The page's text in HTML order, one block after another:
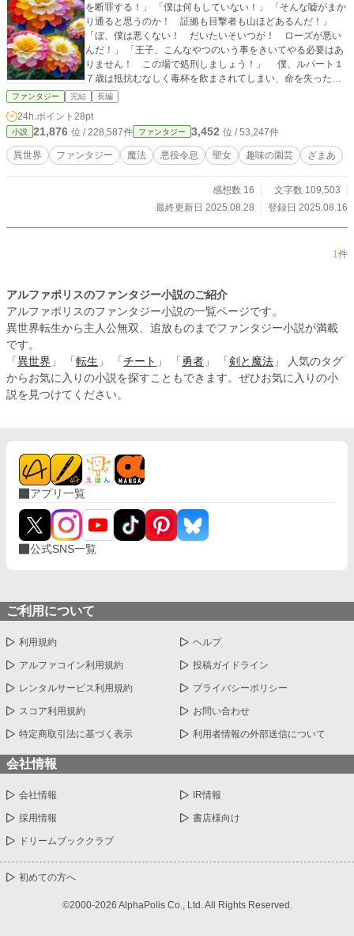
を断罪する！」 「僕は何もしていない！」 「そんな嘘がまか
り通ると思うのか！ 証拠も目撃者も山ほどあるんだ！」
「ぼ、僕は悪くない！ だいたいそいつが！ ローズが悪い
んだ！」 「王子、こんなやつのいう事をきいてやる必要はあ
りません！ この場で処刑しましょう！」 僕、ルパート１
７歳は抵抗むなしく毒杯を飲まされてしまい、命を失った。
そこで目が覚めた。僕は現在９歳。今のは一体なんなの
か。もしかして僕の未来？ 冗談じゃない、何とか回避しな
ければ！！ 悪役令息ルパートが断罪を避けるためにとった
手段とは。彼は断罪をさけられるのか。
ファンタジー 完結 長編
24h.ポイント 28pt
小説 21,876 位 / 228,587件 ファンタジー 3,452 位 / 53,247件
異世界 ファンタジー 魔法 悪役令息 聖女 趣味の園芸 ざまあ
感想数 16
文字数 109,503
最終更新日 2025.08.28
登録日 2025.08.16
1件
アルファポリスのファンタジー小説のご紹介
アルファポリスのファンタジー小説の一覧ページです。
異世界転生から主人公無双、追放ものまでファンタジー小説が満載
です。
「 異世界 」 「 転生 」 「 チート 」 「 勇者 」 「 剣と魔法 」 人気のタグ
からお気に入りの小説を探すこともできます。ぜひお気に入りの小
説を見つけてください。
アプリ一覧
公式SNS一覧
ご利用について
利用規約 ヘルプ
アルファコイン利用規約 投稿ガイドライン
レンタルサービス利用規約 プライバシーポリシー
スコア利用規約 お問い合わせ
特定商取引法に基づく表示 利用者情報の外部送信について
会社情報
会社情報 IR情報
採用情報 書店様向け
ドリームブッククラブ
初めての方へ
©2000-2026 AlphaPolis Co., Ltd. All Rights Reserved.